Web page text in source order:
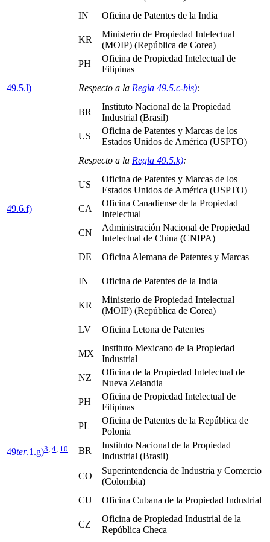
IN
Oficina de Patentes de la India
KR
Ministerio de Propiedad Intelectual
(MOIP) (República de Corea)
PH
Oficina de Propiedad Intelectual de
Filipinas
49.5.l)
Respecto a la Regla 49.5.c-bis):
BR
Instituto Nacional de la Propiedad
Industrial (Brasil)
US
Oficina de Patentes y Marcas de los
Estados Unidos de América (USPTO)
Respecto a la Regla 49.5.k):
US
Oficina de Patentes y Marcas de los
Estados Unidos de América (USPTO)
49.6.f)
CA
Oficina Canadiense de la Propiedad
Intelectual
CN
Administración Nacional de Propiedad
Intelectual de China (CNIPA)
DE
Oficina Alemana de Patentes y Marcas
IN Oficina de Patentes de la India
KR
Ministerio de Propiedad Intelectual
(MOIP) (República de Corea)
LV
Oficina Letona de Patentes
MX
Instituto Mexicano de la Propiedad
Industrial
NZ
Oficina de la Propiedad Intelectual de
Nueva Zelandia
PH
Oficina de Propiedad Intelectual de
Filipinas
PL
Oficina de Patentes de la República de
Polonia
49ter.1.g)3 4 10 BR
Instituto Nacional de la Propiedad
Industrial (Brasil)
CO
Superintendencia de Industria y Comercio
(Colombia)
CU
Oficina Cubana de la Propiedad Industrial
CZ
Oficina de Propiedad Industrial de la
República Checa